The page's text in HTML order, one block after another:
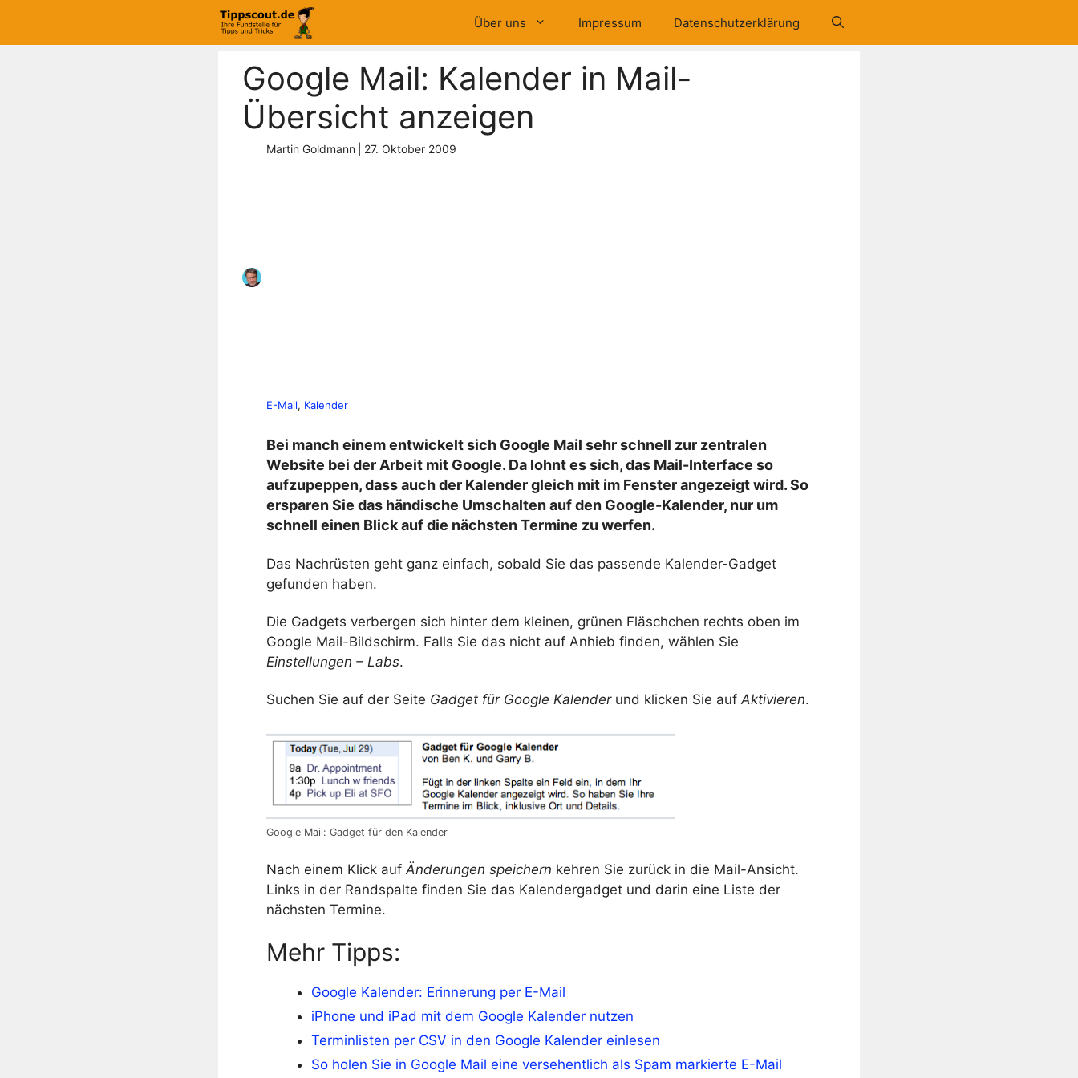
springen
Über uns Impressum Datenschutzerklärung
Google Mail: Kalender in Mail-
Übersicht anzeigen
Martin Goldmann 27. Oktober 2009
E-Mail, Kalender
Bei manch einem entwickelt sich Google Mail sehr schnell zur zentralen
Website bei der Arbeit mit Google. Da lohnt es sich, das Mail-Interface so
aufzupeppen, dass auch der Kalender gleich mit im Fenster angezeigt wird. So
ersparen Sie das händische Umschalten auf den Google-Kalender, nur um
schnell einen Blick auf die nächsten Termine zu werfen.
Das Nachrüsten geht ganz einfach, sobald Sie das passende Kalender-Gadget
gefunden haben.
Die Gadgets verbergen sich hinter dem kleinen, grünen Fläschchen rechts oben im
Google Mail-Bildschirm. Falls Sie das nicht auf Anhieb finden, wählen Sie
Einstellungen – Labs.
Suchen Sie auf der Seite Gadget für Google Kalenderund klicken Sie auf Aktivieren.
Google Mail: Gadget für den Kalender
Nach einem Klick aufÄnderungen speichern kehren Sie zurück in die Mail-Ansicht.
Links in der Randspalte finden Sie das Kalendergadget und darin eine Liste der
nächsten Termine.
Mehr Tipps:
Google Kalender: Erinnerung per E-Mail
iPhone und iPad mit dem Google Kalender nutzen
Terminlisten per CSV in den Google Kalender einlesen
So holen Sie in Google Mail eine versehentlich als Spam markierte E-Mail